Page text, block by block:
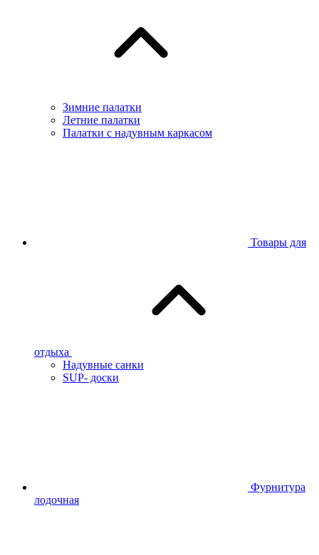
Зимние палатки
Летние палатки
Палатки с надувным каркасом
Товары для
отдыха
Надувные санки
SUP- доски
Фурнитура
лодочная